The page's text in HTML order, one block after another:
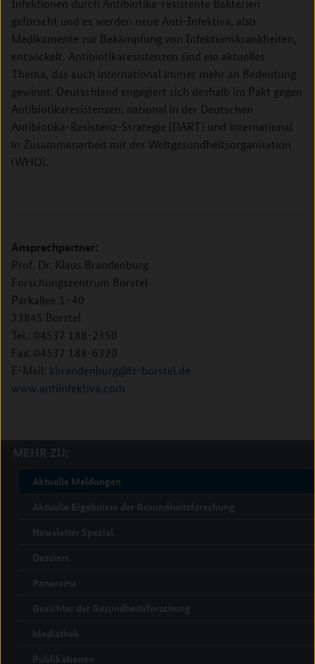
geforscht und es werden neue Anti-Infektiva, also
Medikamente zur Bekämpfung von Infektionskrankheiten,
entwickelt. Antibiotikaresistenzen sind ein aktuelles
Thema, das auch international immer mehr an Bedeutung
gewinnt. Deutschland engagiert sich deshalb im Pakt gegen
Antibiotikaresistenzen: national in der Deutschen
Antibiotika-Resistenz-Strategie (DART) und international
in Zusammenarbeit mit der Weltgesundheitsorganisation
(WHO).
Ansprechpartner:
Prof. Dr. Klaus Brandenburg
Forschungszentrum Borstel
Parkallee 1–40
23845 Borstel
Tel.: 04537 188-2350
Fax: 04537 188-6320
E-Mail: kbrandenburg@fz-borstel.de
www.antiinfektiva.com
Aktuelle Meldungen